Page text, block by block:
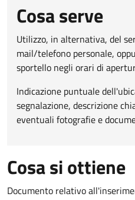
Cosa serve
Utilizzo, in alternativa, del
mail/telefono personale,
sportello negli orari di
Indicazione puntuale
segnalazione, descrizione
eventuali fotografie e
Cosa si ottiene
Documento relativo